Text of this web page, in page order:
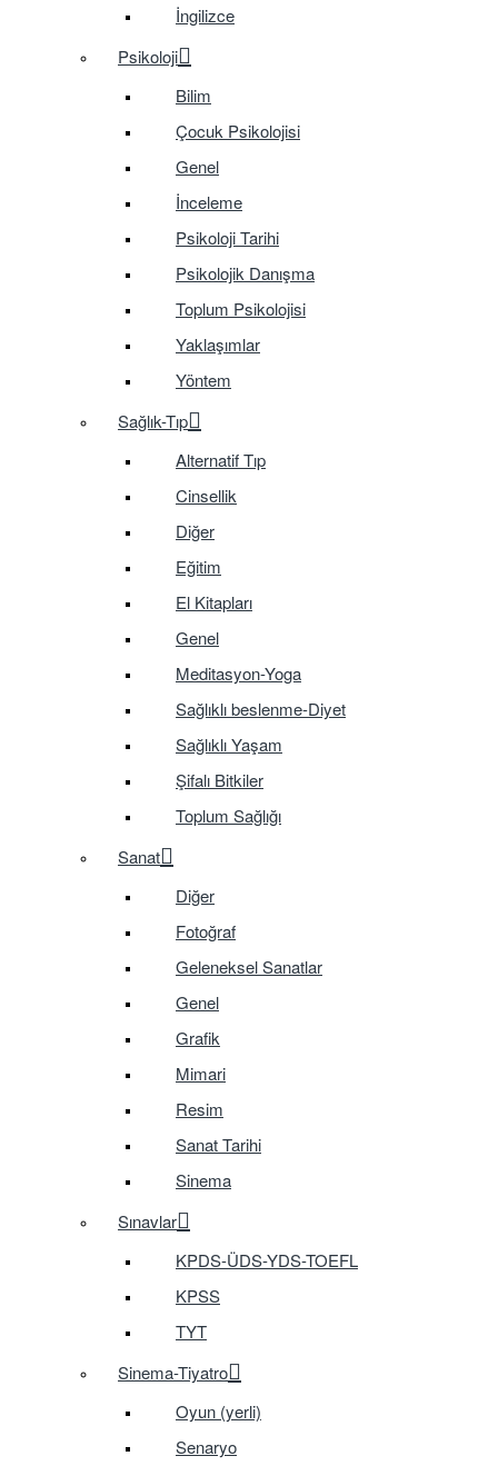
İngilizce
Psikoloji
Bilim
Çocuk Psikolojisi
Genel
İnceleme
Psikoloji Tarihi
Psikolojik Danışma
Toplum Psikolojisi
Yaklaşımlar
Yöntem
Sağlık-Tıp
Alternatif Tıp
Cinsellik
Diğer
Eğitim
El Kitapları
Genel
Meditasyon-Yoga
Sağlıklı beslenme-Diyet
Sağlıklı Yaşam
Şifalı Bitkiler
Toplum Sağlığı
Sanat
Diğer
Fotoğraf
Geleneksel Sanatlar
Genel
Grafik
Mimari
Resim
Sanat Tarihi
Sinema
Sınavlar
KPDS-ÜDS-YDS-TOEFL
KPSS
TYT
Sinema-Tiyatro
Oyun (yerli)
Senaryo